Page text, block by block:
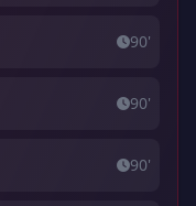
90'
90'
90'